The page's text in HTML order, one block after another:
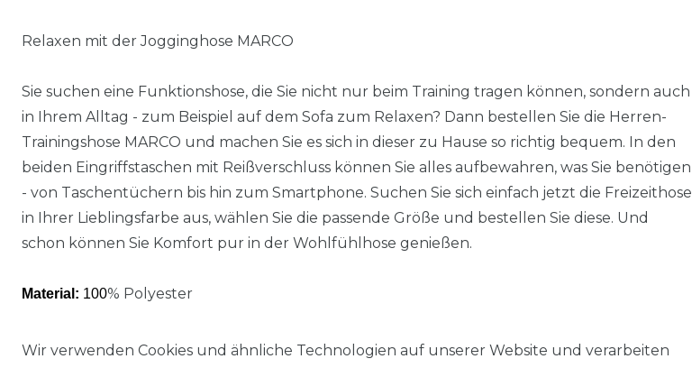
Relaxen mit der Jogginghose MARCO
Sie suchen eine Funktionshose, die Sie nicht nur beim Training tragen können, sondern auch
in Ihrem Alltag - zum Beispiel auf dem Sofa zum Relaxen? Dann bestellen Sie die Herren-
Trainingshose MARCO und machen Sie es sich in dieser zu Hause so richtig bequem. In den
beiden Eingriffstaschen mit Reißverschluss können Sie alles aufbewahren, was Sie benötigen
- von Taschentüchern bis hin zum Smartphone. Suchen Sie sich einfach jetzt die Freizeithose
in Ihrer Lieblingsfarbe aus, wählen Sie die passende Größe und bestellen Sie diese. Und
schon können Sie Komfort pur in der Wohlfühlhose genießen.
Material: 100% Polyester
Wir verwenden Cookies und ähnliche Technologien auf unserer Website und verarbeiten